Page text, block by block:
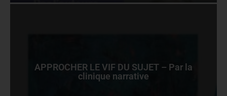
APPROCHER LE VIF DU SUJET – Par la
clinique narrative